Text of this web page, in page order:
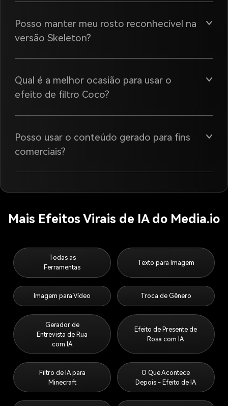
Posso manter meu rosto reconhecível na
versão Skeleton?
Qual é a melhor ocasião para usar o
efeito de filtro Coco?
Posso usar o conteúdo gerado para fins
comerciais?
Mais Efeitos Virais de IA do Media.io
Todas as
Ferramentas
Texto para Imagem
Imagem para Vídeo Troca de Gênero
Gerador de
Entrevista de Rua
com IA
Efeito de Presente de
Rosa com IA
Filtro de IA para
Minecraft
O Que Acontece
Depois - Efeito de IA